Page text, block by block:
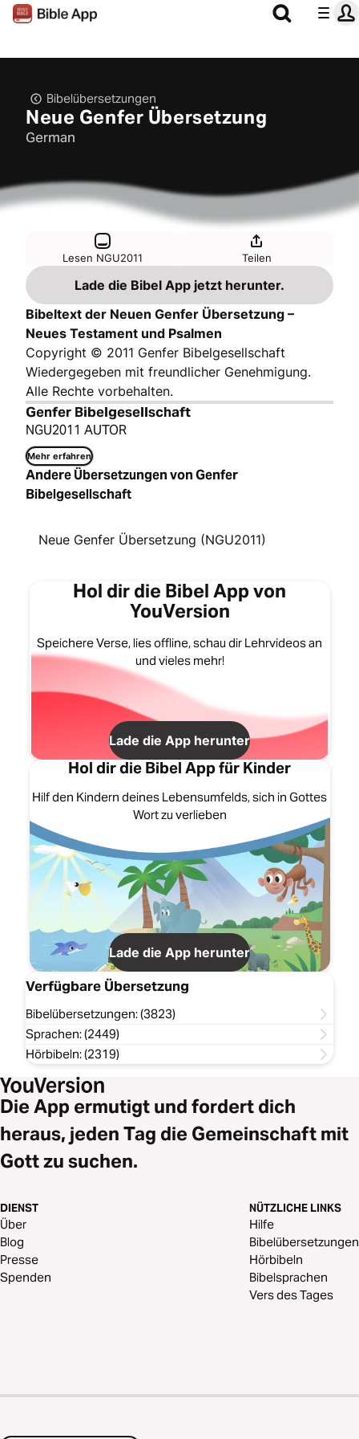
Bibelübersetzungen
Neue Genfer Übersetzung
German
Lesen NGU2011 Teilen
Lade die Bibel App jetzt herunter.
Bibeltext der Neuen Genfer Übersetzung –
Neues Testament und Psalmen
Copyright © 2011 Genfer Bibelgesellschaft
Wiedergegeben mit freundlicher Genehmigung.
Alle Rechte vorbehalten.
Genfer Bibelgesellschaft
NGU2011 AUTOR
Mehr erfahren
Andere Übersetzungen von Genfer
Bibelgesellschaft
Neue Genfer Übersetzung (NGU2011)
Hol dir die Bibel App von
YouVersion
Speichere Verse, lies offline, schau dir Lehrvideos an
und vieles mehr!
Lade die App herunter
Hol dir die Bibel App für Kinder
Hilf den Kindern deines Lebensumfelds, sich in Gottes
Wort zu verlieben
Lade die App herunter
Verfügbare Übersetzung
Bibelübersetzungen: (3823)
Sprachen: (2449)
Hörbibeln: (2319)
Die App ermutigt und fordert dich
heraus, jeden Tag die Gemeinschaft mit
Gott zu suchen.
DIENST
Über
Blog
Presse
Spenden
NÜTZLICHE LINKS
Hilfe
Bibelübersetzungen
Hörbibeln
Bibelsprachen
Vers des Tages